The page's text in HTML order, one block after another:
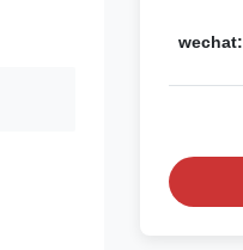
wechat: